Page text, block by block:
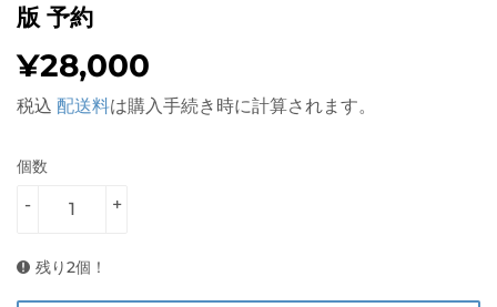
版 予約
¥28,000
税込 配送料は購入手続き時に計算されます。
個数
+
-
残り2個！